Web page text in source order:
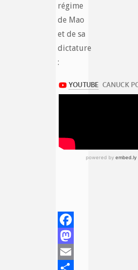
régime
de Mao
et de sa
dictature
:
Facebook
Mastodon
Email